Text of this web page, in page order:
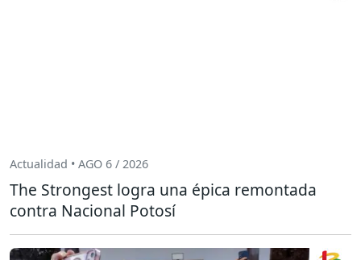
Actualidad • AGO 6 / 2026
The Strongest logra una épica remontada
contra Nacional Potosí